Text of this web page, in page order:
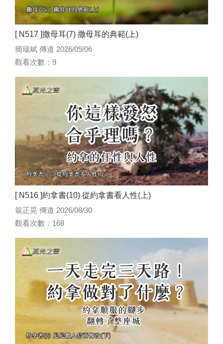
[ N517 ]撒母耳(7) 撒母耳的典範(上)
簡瑞斌 傳道 2026/09/06
觀看次數：9
[ N516 ]約拿書(10) 從約拿書看人性(上)
翁正晃 傳道 2026/08/30
觀看次數：168